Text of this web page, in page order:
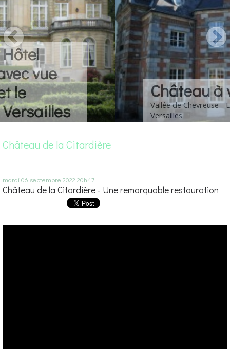
Château à vendre
Vallée de Chevreuse - Louis XIII - 30 km de
Versailles
Château de la Citardière
mardi 06 septembre 2022 20h47
Château de la Citardière - Une remarquable restauration